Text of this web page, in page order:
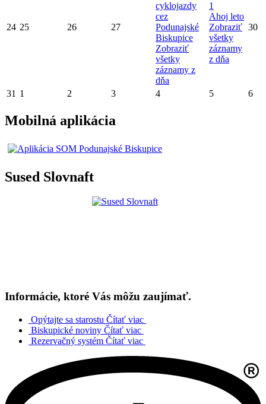
24 25 26 27
cyklojazdy
cez
Podunajské
Biskupice
Zobraziť
všetky
záznamy z
dňa
1
Ahoj leto
Zobraziť
všetky
záznamy
z dňa
30
31 1 2 3 4 5 6
Mobilná aplikácia
Sused Slovnaft
Informácie, ktoré Vás môžu zaujímať.
Opýtajte sa starostu Čítať viac
Biskupické noviny Čítať viac
Rezervačný systém Čítať viac